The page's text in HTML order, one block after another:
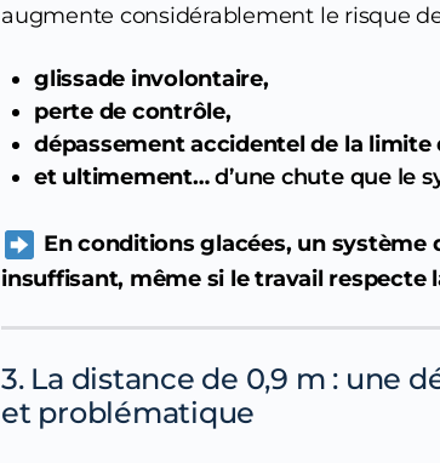
augmente considérablement le risque
glissade involontaire,
perte de contrôle,
dépassement accidentel de la limite
et ultimement…d’une chute que le
En conditions glacées, un
insuffisant, même si le travail respecte
3. La distance de 0,9 m : une
et problématique